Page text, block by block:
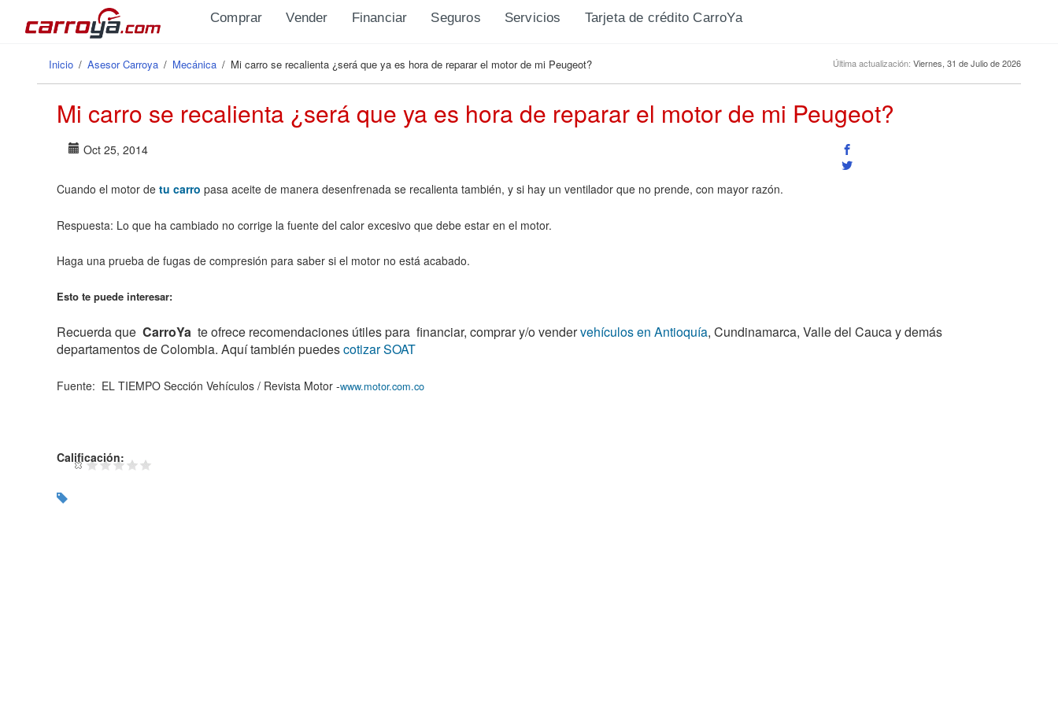
Pasar al contenido principal
Comprar Vender Financiar Seguros Servicios Tarjeta de crédito CarroYa
Se encuentra usted aquí
Inicio / Asesor Carroya / Mecánica / Mi carro se recalienta ¿será que ya es hora de reparar el motor de mi Peugeot? Última actualización: Viernes, 31 de Julio de 2026
Mi carro se recalienta ¿será que ya es hora de reparar el motor de mi Peugeot?
Oct 25, 2014
Cuando el motor de tu carro pasa aceite de manera desenfrenada se recalienta también, y si hay un ventilador que no prende, con mayor razón.
Respuesta: Lo que ha cambiado no corrige la fuente del calor excesivo que debe estar en el motor.
Haga una prueba de fugas de compresión para saber si el motor no está acabado.
Esto te puede interesar:
Recuerda que CarroYa te ofrece recomendaciones útiles para financiar, comprar y/o vendervehículos en Antioquía, Cundinamarca, Valle del Cauca y demás
departamentos de Colombia. Aquí también puedescotizar SOAT
Fuente: EL TIEMPO Sección Vehículos / Revista Motor -www.motor.com.co
Calificación: